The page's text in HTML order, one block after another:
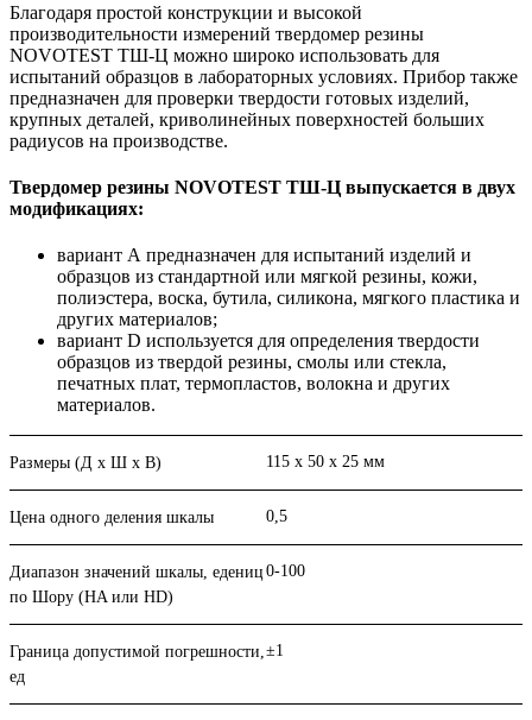
Благодаря простой конструкции и высокой
производительности измерений твердомер резины
NOVOTEST ТШ-Ц можно широко использовать для
испытаний образцов в лабораторных условиях. Прибор также
предназначен для проверки твердости готовых изделий,
крупных деталей, криволинейных поверхностей больших
радиусов на производстве.
Твердомер резины NOVOTEST ТШ-Ц выпускается в двух
модификациях:
вариант А предназначен для испытаний изделий и
образцов из стандартной или мягкой резины, кожи,
полиэстера, воска, бутила, силикона, мягкого пластика и
других материалов;
вариант D используется для определения твердости
образцов из твердой резины, смолы или стекла,
печатных плат, термопластов, волокна и других
материалов.
Размеры (Д х Ш х В) 115 х 50 х 25 мм
Цена одного деления шкалы 0,5
Диапазон значений шкалы, едениц
по Шору (HA или HD)
0-100
Граница допустимой погрешности,
ед
±1